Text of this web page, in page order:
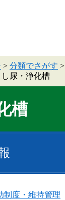
> 分類でさがす >
し尿・浄化槽
槽
制度・維持管理